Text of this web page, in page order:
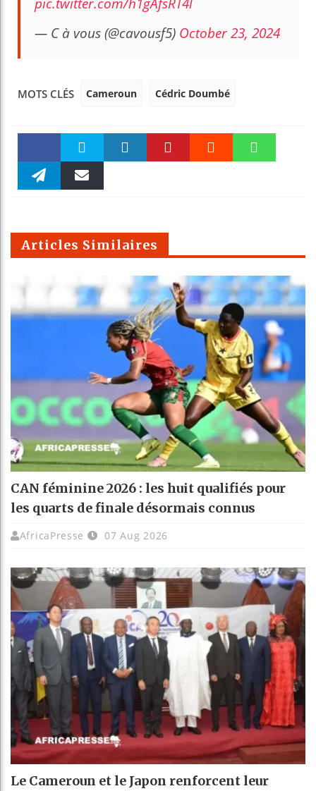
— C à vous (@cavousf5) October 23, 2024
MOTS CLÉS Cameroun Cédric Doumbé
Faceboo Twitter
m
Articles Similaires
CAN féminine 2026 : les huit qualifiés pour
les quarts de finale désormais connus
AfricaPresse 07 Aug 2026
Le Cameroun et le Japon renforcent leur